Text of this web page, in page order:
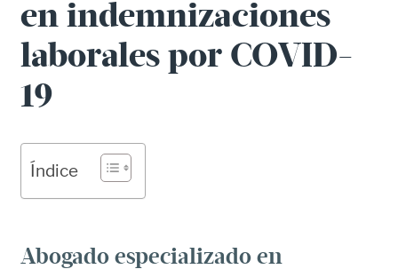
en indemnizaciones
laborales por COVID-
19
Índice
Abogado especializado en